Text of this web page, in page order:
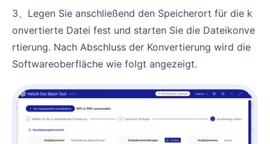
3、Legen Sie anschließend den Speicherort für die k
onvertierte Datei fest und starten Sie die Dateikonve
rtierung. Nach Abschluss der Konvertierung wird die
Softwareoberfläche wie folgt angezeigt.